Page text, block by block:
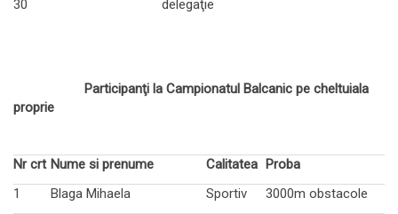
30
delegaţie
Participanţi la Campionatul Balcanic pe cheltuiala
proprie
Nr crt Nume si prenume Calitatea Proba
1
Blaga Mihaela Sportiv
3000m obstacole